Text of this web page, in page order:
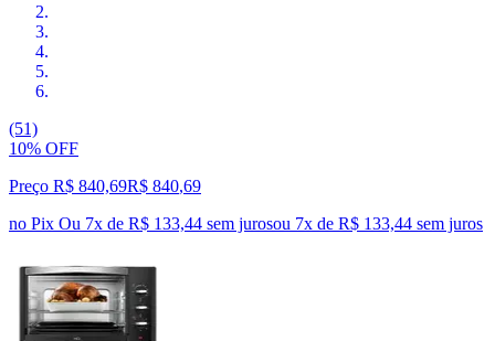
(51)
10% OFF
Preço R$ 840,69R$ 840,69
no Pix Ou 7x de R$ 133,44 sem jurosou 7x de R$ 133,44 sem juros